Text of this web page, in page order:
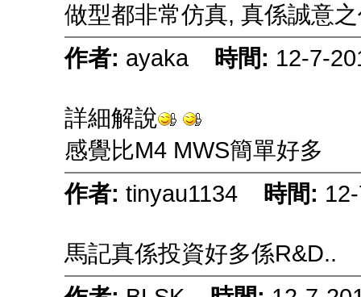
做型都非常仿真, 真係誠意
作者: ayaka 時間: 12-7-
詳細解說
感覺比M4 MWS簡單好多
作者: tinyau1134 時間:
馬記真係投資好多係R&D..